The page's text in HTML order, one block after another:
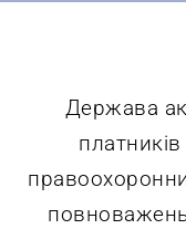
Держава
платників